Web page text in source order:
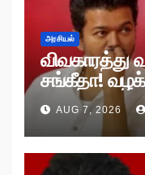
அரசியல்
விவகாரத்து
சங்கீதா!
AUG 7, 2026